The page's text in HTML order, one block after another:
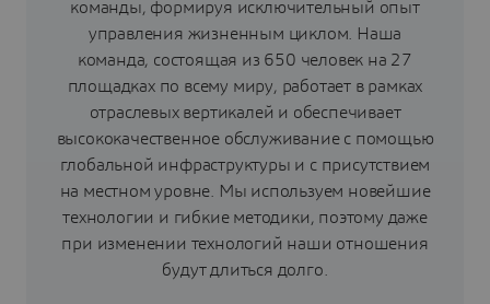
команды, формируя исключительный опыт
управления жизненным циклом. Наша
команда, состоящая из 650 человек на 27
площадках по всему миру, работает в рамках
отраслевых вертикалей и обеспечивает
высококачественное обслуживание с помощью
глобальной инфраструктуры и с присутствием
на местном уровне. Мы используем новейшие
технологии и гибкие методики, поэтому даже
при изменении технологий наши отношения
будут длиться долго.